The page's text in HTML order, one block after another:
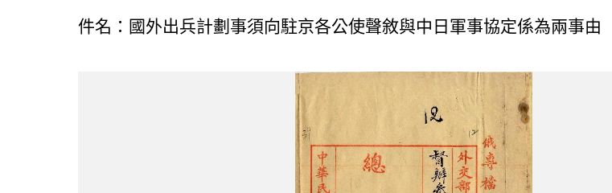
件名：國外出兵計劃事須向駐京各公使聲敘與中日軍事協定係為兩事由